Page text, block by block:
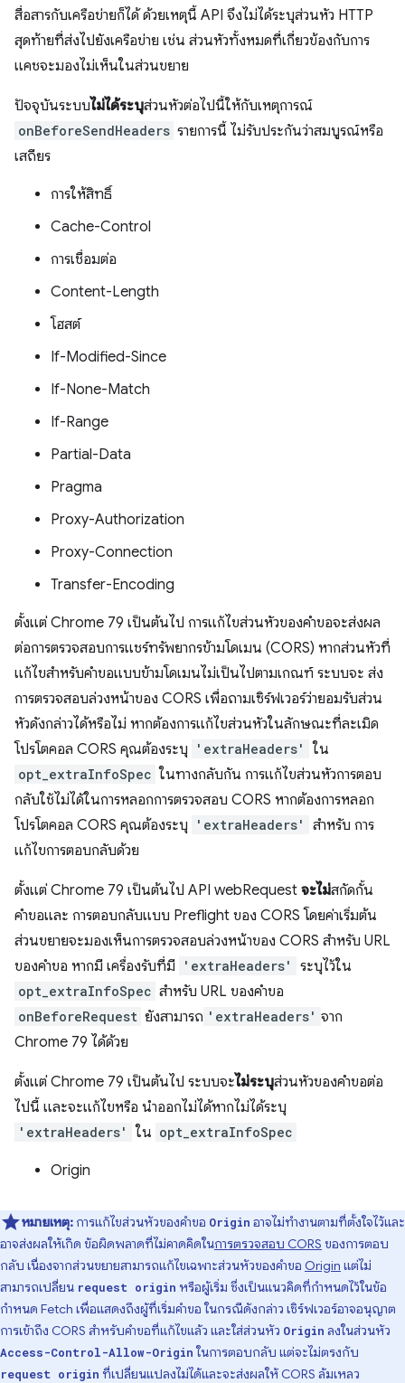
สื่อสารกับเครือข่ายก็ได้ ด้วยเหตุนี้ API จึงไม่ได้ระบุส่วนหัว HTTP
สุดท้ายที่ส่งไปยังเครือข่าย เช่น ส่วนหัวทั้งหมดที่เกี่ยวข้องกับการ
แคชจะมองไม่เห็นในส่วนขยาย
ปัจจุบันระบบไม่ได้ระบุส่วนหัวต่อไปนี้ให้กับเหตุการณ์
onBeforeSendHeaders รายการนี้ ไม่รับประกันว่าสมบูรณ์หรือ
เสถียร
การให้สิทธิ์
Cache-Control
การเชื่อมต่อ
Content-Length
โฮสต์
If-Modified-Since
If-None-Match
If-Range
Partial-Data
Pragma
Proxy-Authorization
Proxy-Connection
Transfer-Encoding
ตั้งแต่ Chrome 79 เป็นต้นไป การแก้ไขส่วนหัวของคำขอจะส่งผล
ต่อการตรวจสอบการแชร์ทรัพยากรข้ามโดเมน (CORS) หากส่วนหัวที่
แก้ไขสำหรับคำขอแบบข้ามโดเมนไม่เป็นไปตามเกณฑ์ ระบบจะ ส่ง
การตรวจสอบล่วงหน้าของ CORS เพื่อถามเซิร์ฟเวอร์ว่ายอมรับส่วน
หัวดังกล่าวได้หรือไม่ หากต้องการแก้ไขส่วนหัวในลักษณะที่ละเมิด
โปรโตคอล CORS คุณต้องระบุ
'extraHeaders' ใน
opt_extraInfoSpec ในทางกลับกัน การแก้ไขส่วนหัวการตอบ
กลับใช้ไม่ได้ในการหลอกการตรวจสอบ CORS หากต้องการหลอก
โปรโตคอล CORS คุณต้องระบุ
'extraHeaders'
สำหรับ การ
แก้ไขการตอบกลับด้วย
ตั้งแต่ Chrome 79 เป็นต้นไป API webRequest จะไม่สกัดกั้น
คำขอและ การตอบกลับแบบ Preflight ของ CORS โดยค่าเริ่มต้น
ส่วนขยายจะมองเห็นการตรวจสอบล่วงหน้าของ CORS สำหรับ URL
ของคำขอ หากมี เครื่องรับที่มี 'extraHeaders' ระบุไว้ใน
opt_extraInfoSpec สำหรับ URL ของคำขอ
onBeforeRequest ยังสามารถ 'extraHeaders' จาก
Chrome 79 ได้ด้วย
ตั้งแต่ Chrome 79 เป็นต้นไป ระบบจะไม่ระบุส่วนหัวของคำขอต่อ
ไปนี้ และจะแก้ไขหรือ นำออกไม่ได้หากไม่ได้ระบุ
'extraHeaders' ใน opt_extraInfoSpec
Origin
หมายเหตุ: การแก้ไขส่วนหัวของคำขอ Origin อาจไม่ทำงานตามที่ตั้งใจไว้และ
อาจส่งผลให้เกิด ข้อผิดพลาดที่ไม่คาดคิดในการตรวจสอบ CORS ของการตอบ
กลับ เนื่องจากส่วนขยายสามารถแก้ไขเฉพาะส่วนหัวของคำขอ Origin แต่ไม่
สามารถเปลี่ยน request origin หรือผู้เริ่ม ซึ่งเป็นแนวคิดที่กำหนดไว้ในข้อ
กำหนด Fetch เพื่อแสดงถึงผู้ที่เริ่มคำขอ ในกรณีดังกล่าว เซิร์ฟเวอร์อาจอนุญาต
การเข้าถึง CORS สำหรับคำขอที่แก้ไขแล้ว และใส่ส่วนหัว Origin ลงในส่วนหัว
Access-Control-Allow-Origin ในการตอบกลับ แต่จะไม่ตรงกับ
request origin ที่เปลี่ยนแปลงไม่ได้และจะส่งผลให้ CORS ล้มเหลว